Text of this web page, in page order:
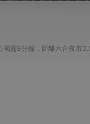
需8分鐘，距離六合夜市